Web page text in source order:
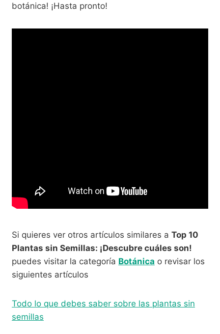
botánica! ¡Hasta pronto!
Si quieres ver otros artículos similares a Top 10
Plantas sin Semillas: ¡Descubre cuáles son!
puedes visitar la categoría Botánica o revisar los
siguientes artículos
Todo lo que debes saber sobre las plantas sin
semillas